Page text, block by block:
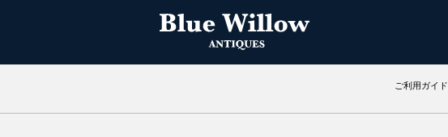
ご利用ガイド